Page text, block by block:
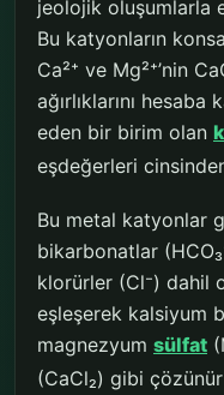
jeolojik oluşumlarla
Bu katyonların
Ca²⁺ ve Mg²⁺’nin
ağırlıklarını
eden bir birim olan
eşdeğerleri
Bu metal katyonlar
bikarbonatlar
klorürler (Cl⁻) dahil
eşleşerek kalsiyum
magnezyum sülfat
(CaCl₂) gibi